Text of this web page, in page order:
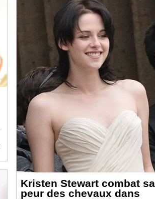
Kristen Stewart combat sa
peur des chevaux dans